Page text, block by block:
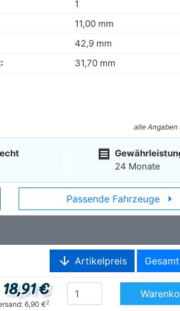
1
11,00 mm
42,9 mm
31,70 mm
alle Angaben
receipt
24 Monate
Passende Fahrzeuge arrow_right
arrow_downward Artikelpreis
18,91 €
6,90 €2